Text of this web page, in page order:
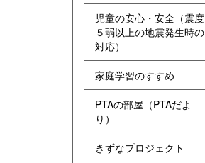
児童の安心・安全（震度
５弱以上の地震発生時の
対応）
家庭学習のすすめ
PTAの部屋（PTAだよ
り）
きずなプロジェクト